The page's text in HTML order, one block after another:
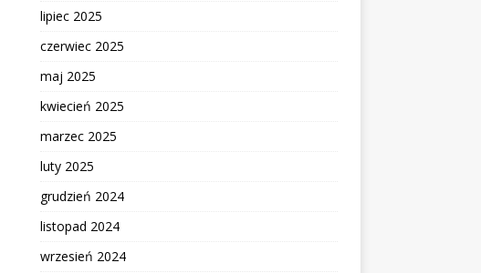
lipiec 2025
czerwiec 2025
maj 2025
kwiecień 2025
marzec 2025
luty 2025
grudzień 2024
listopad 2024
wrzesień 2024